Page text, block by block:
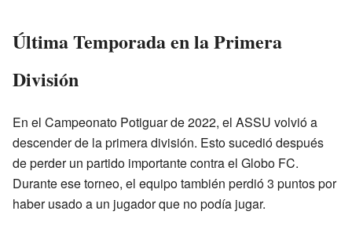
Última Temporada en la Primera
División
En el Campeonato Potiguar de 2022, el ASSU volvió a
descender de la primera división. Esto sucedió después
de perder un partido importante contra el Globo FC.
Durante ese torneo, el equipo también perdió 3 puntos por
haber usado a un jugador que no podía jugar.